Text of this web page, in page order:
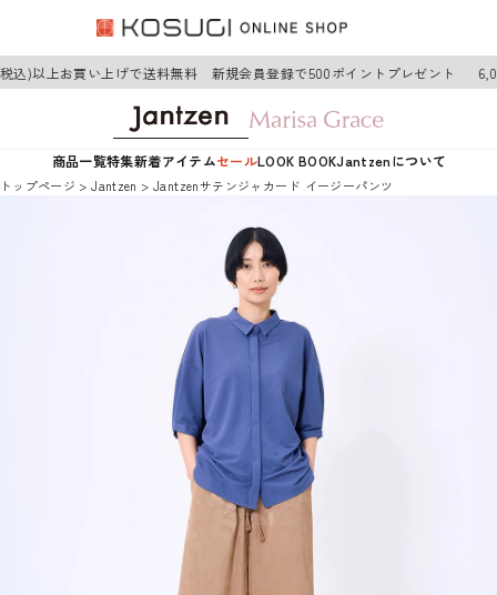
)以上お買い上げで送料無料 新規会員登録で500ポイントプレゼント
商品一覧特集新着アイテムセールLOOK BOOKJantzenについて
トップページ Jantzen Jantzenサテンジャカード イージーパンツ